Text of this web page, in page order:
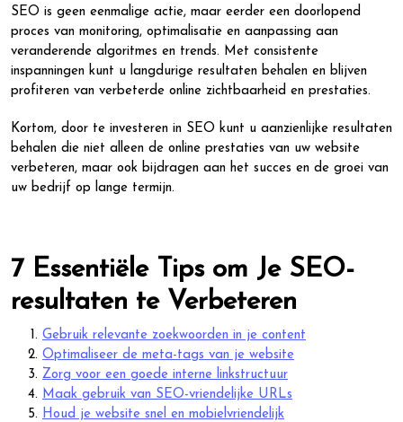
SEO is geen eenmalige actie, maar eerder een doorlopend
proces van monitoring, optimalisatie en aanpassing aan
veranderende algoritmes en trends. Met consistente
inspanningen kunt u langdurige resultaten behalen en blijven
profiteren van verbeterde online zichtbaarheid en prestaties.
Kortom, door te investeren in SEO kunt u aanzienlijke resultaten
behalen die niet alleen de online prestaties van uw website
verbeteren, maar ook bijdragen aan het succes en de groei van
uw bedrijf op lange termijn.
7 Essentiële Tips om Je SEO-
resultaten te Verbeteren
Gebruik relevante zoekwoorden in je content
Optimaliseer de meta-tags van je website
Zorg voor een goede interne linkstructuur
Maak gebruik van SEO-vriendelijke URLs
Houd je website snel en mobielvriendelijk